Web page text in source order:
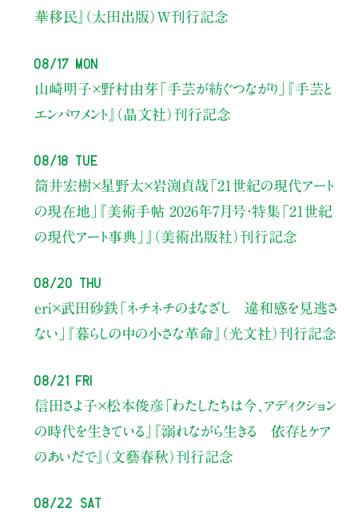
華移民』（太田出版）W刊行記念
08/17 Mon
山崎明子×野村由芽 「手芸が紡ぐつながり」
『手芸と
エンパワメント』（晶文社）刊行記念
08/18 Tue
筒井宏樹×星野太×岩渕貞哉 「21世紀の現代アート
の現在地」
『美術手帖 2026年7月号・特集「21世紀
の現代アート事典」』（美術出版社）刊行記念
08/20 Thu
eri×武田砂鉄「ネチネチのまなざし 違和感を見逃さ
ない」
『暮らしの中の小さな革命』（光文社）刊行記念
08/21 Fri
信田さよ子×松本俊彦 「わたしたちは今、アディクション
の時代を生きている」
『溺れながら生きる 依存とケア
のあいだで』（文藝春秋）刊行記念
08/22 Sat